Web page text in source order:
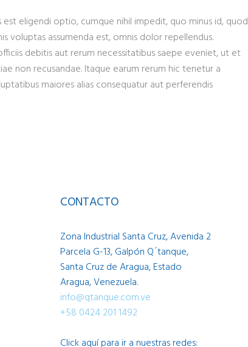
eligendi optio, cumque nihil impedit, quo minus id, quod
voluptas assumenda est, omnis dolor repellendus.
debitis aut rerum necessitatibus saepe eveniet, ut et
non recusandae. Itaque earum rerum hic tenetur a
maiores alias consequatur aut perferendis
CONTACTO
Zona Industrial Santa Cruz, Avenida 2
Parcela G-13, Galpón Q´tanque,
Santa Cruz de Aragua, Estado
Aragua, Venezuela.
info@qtanque.com.ve
+58 0424 201 1492
Click aquí para ir a nuestras redes: